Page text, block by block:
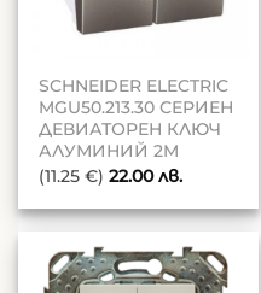
SCHNEIDER ELECTRIC
MGU50.213.30 СЕРИЕН
ДЕВИАТОРЕН КЛЮЧ
АЛУМИНИЙ 2M
(11.25 €) 22.00лв.